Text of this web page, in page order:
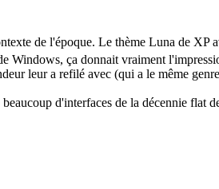
de l'époque. Le thème Luna de XP
Windows, ça donnait vraiment
leur a refilé avec (qui a le même
d'interfaces de la décennie flat